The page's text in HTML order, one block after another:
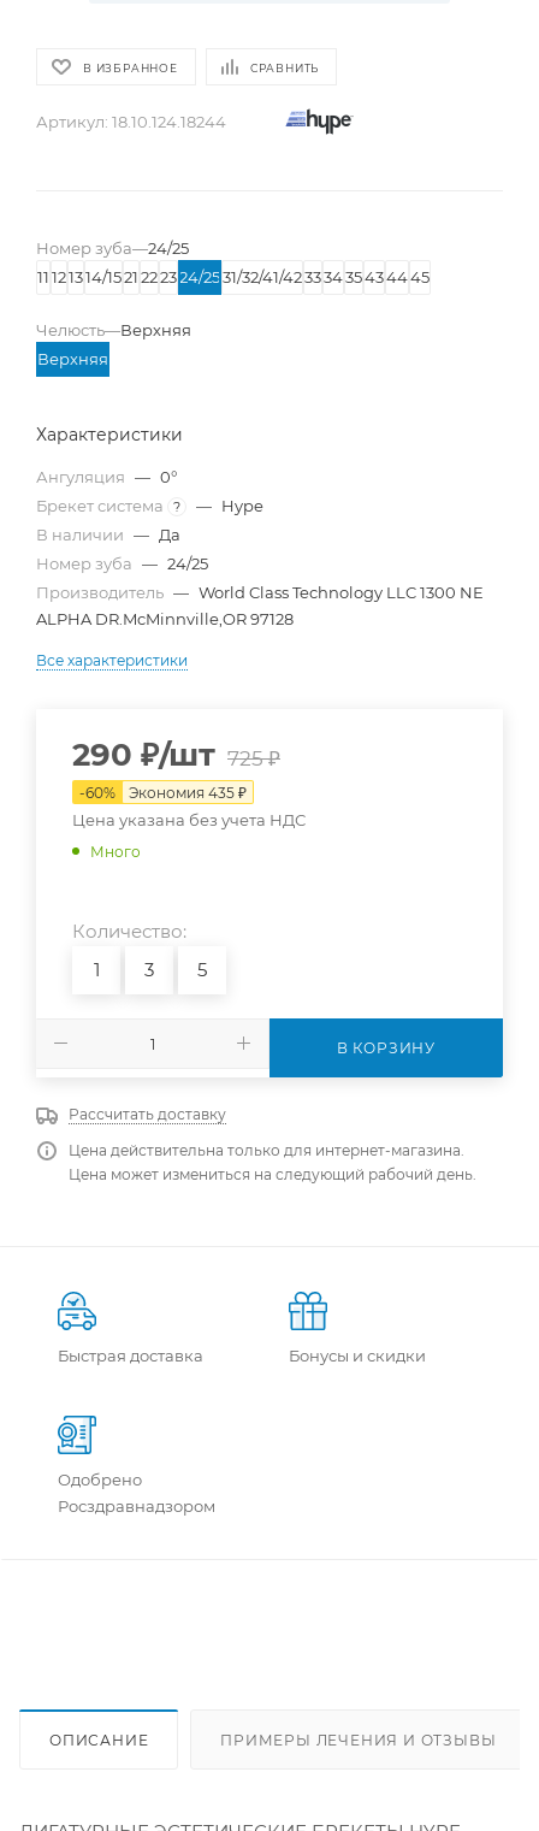
В ИЗБРАННОЕ СРАВНИТЬ
Артикул: 18.10.124.18244
Номер зуба—24/25
11121314/1521222324/2531/32/41/42333435434445
Челюсть—Верхняя
Верхняя
Характеристики
Ангуляция — 0°
Брекет система
? — Hype
В наличии — Да
Номер зуба — 24/25
Производитель — World Class Technology LLC 1300 NE
ALPHA DR.McMinnville,OR 97128
Все характеристики
290 ₽/шт 725₽
-60% Экономия 435 ₽
Цена указана без учета НДС
Много
Количество:
1
3 5
В КОРЗИНУ
Рассчитать доставку
Цена действительна только для интернет-магазина.
Цена может измениться на следующий рабочий день.
Быстрая доставка Бонусы и скидки
Одобрено
Росздравнадзором
ОПИСАНИЕ ПРИМЕРЫ ЛЕЧЕНИЯ И ОТЗЫВЫ